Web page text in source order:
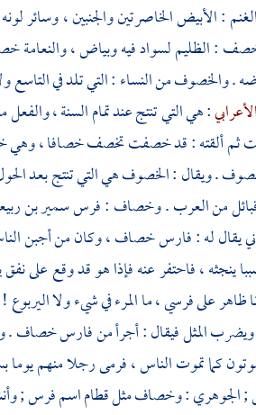
: الأبيض الخاصرتين والجنبين ، وسائر
: الظليم لسواد فيه وبياض ، والنعامة
. والخصوف من النساء : التي تلد في التاسع
: هي التي تنتج عند تمام السنة ،
لقحت ثم ألقته : قد خصفت تخصف خصافا ،
. ويقال : الخصوف هي التي تنتج بعد
من العرب . وخصاف : فرسسمير بن
يقال له : فارس خصاف ، وكان من أجبن
، فاحتفر عنه فإذا هو قد وقع على
على فرسي ، ما المرء في شيء ولا
المثل فيقال : أجرأ من فارس خصاف
كما تموت الناس ، فرمى رجلا منهم يوما
;الجوهري: وخصاف مثل قطام اسم فرس ;